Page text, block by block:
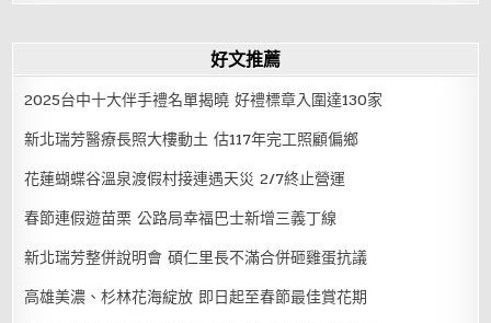
好文推薦
2025台中十大伴手禮名單揭曉 好禮標章入圍達130家
新北瑞芳醫療長照大樓動土 估117年完工照顧偏鄉
花蓮蝴蝶谷溫泉渡假村接連遇天災 2/7終止營運
春節連假遊苗栗 公路局幸福巴士新增三義丁線
新北瑞芳整併說明會 碩仁里長不滿合併砸雞蛋抗議
高雄美濃、杉林花海綻放 即日起至春節最佳賞花期